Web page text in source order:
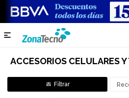

ACCESORIOS CELULARES